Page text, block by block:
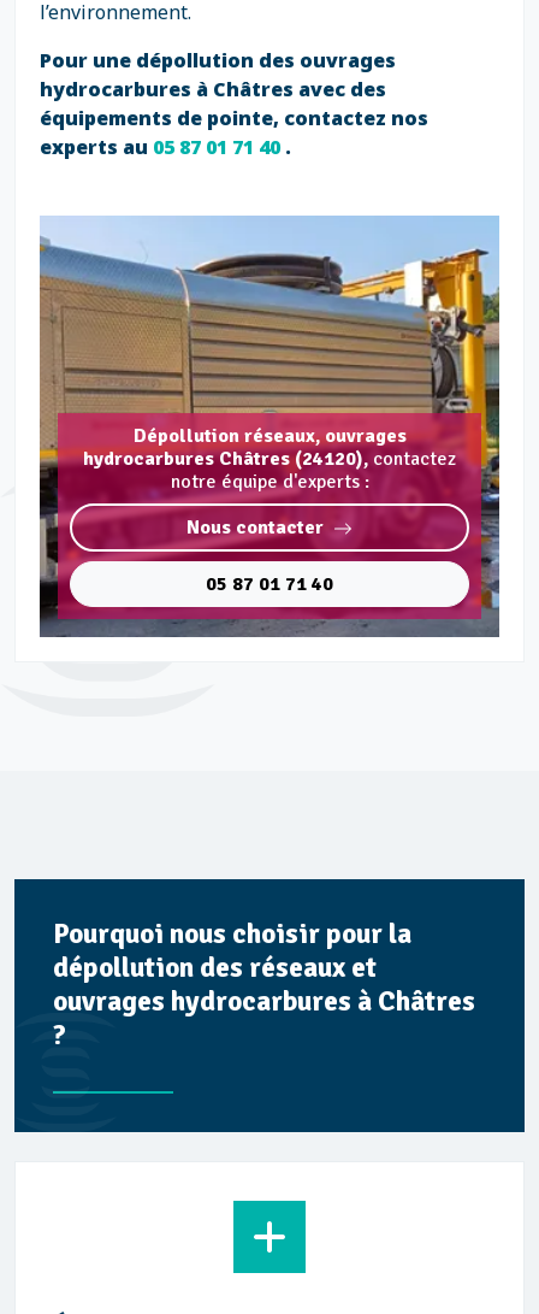
l’environnement.
Pour une dépollution des ouvrages
hydrocarbures à Châtres avec des
équipements de pointe, contactez nos
experts au 05 87 01 71 40.
Dépollution réseaux, ouvrages
hydrocarbures Châtres (24120), contactez
notre équipe d'experts :
Nous contacter
05 87 01 71 40
Pourquoi nous choisir pour la
dépollution des réseaux et
ouvrages hydrocarbures à Châtres
?